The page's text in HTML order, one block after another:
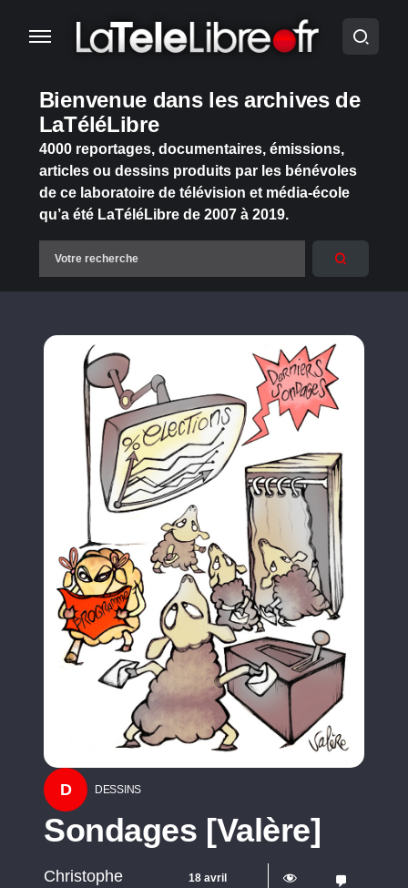
Bienvenue dans les archives de
LaTéléLibre
4000 reportages, documentaires, émissions,
articles ou dessins produits par les bénévoles
de ce laboratoire de télévision et média-école
qu’a été LaTéléLibre de 2007 à 2019.
D DESSINS
Sondages [Valère]
Christophe
18 avril